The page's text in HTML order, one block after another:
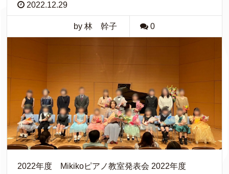
2022.12.29
by 林 幹子 0
2022年度 Mikikoピアノ教室発表会 2022年度